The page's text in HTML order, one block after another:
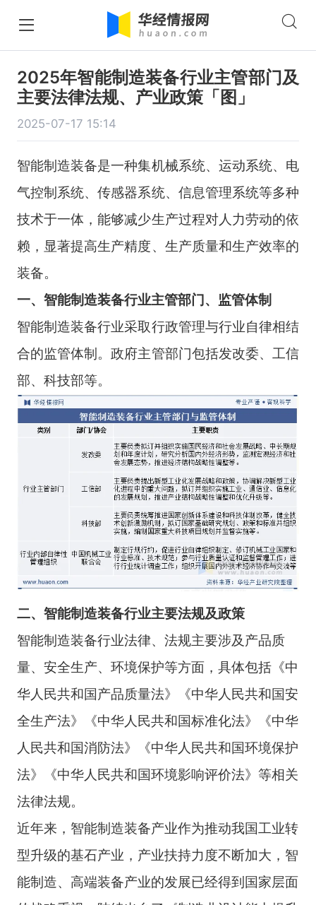
2025年智能制造装备行业主管部门及
主要法律法规、产业政策「图」
2025-07-17 15:14
智能制造装备是一种集机械系统、运动系统、电
气控制系统、传感器系统、信息管理系统等多种
技术于一体，能够减少生产过程对人力劳动的依
赖，显著提高生产精度、生产质量和生产效率的
装备。
一、智能制造装备行业主管部门、监管体制
智能制造装备行业采取行政管理与行业自律相结
合的监管体制。政府主管部门包括发改委、工信
部、科技部等。
二、智能制造装备行业主要法规及政策
智能制造装备行业法律、法规主要涉及产品质
量、安全生产、环境保护等方面，具体包括《中
华人民共和国产品质量法》《中华人民共和国安
全生产法》《中华人民共和国标准化法》《中华
人民共和国消防法》《中华人民共和国环境保护
法》《中华人民共和国环境影响评价法》等相关
法律法规。
近年来，智能制造装备产业作为推动我国工业转
型升级的基石产业，产业扶持力度不断加大，智
能制造、高端装备产业的发展已经得到国家层面